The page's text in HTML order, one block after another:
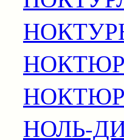
НОЛЬ-